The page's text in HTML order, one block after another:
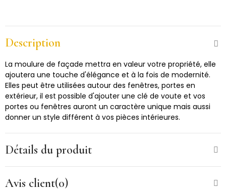
Description
La moulure de façade mettra en valeur votre propriété, elle
ajoutera une touche d'élégance et à la fois de modernité.
Elles peut être utilisées autour des fenêtres, portes en
extérieur, il est possible d'ajouter une clé de voute et vos
portes ou fenêtres auront un caractère unique mais aussi
donner un style différent à vos pièces intérieures.
Détails du produit
Avis client(0)